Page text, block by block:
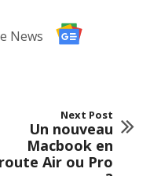
News
Next Post
Un nouveau
Macbook en
route Air ou Pro